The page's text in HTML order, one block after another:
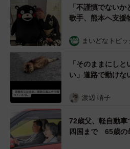
「不謹慎でないか
歌手、熊本へ支
めらい 「痛いほ
まいどなトピッ
「そのままにしと
い」道路で動けな
ようとした4日間
表の訴え
渡辺 晴子
72歳父、軽自動車
四国まで 65歳の